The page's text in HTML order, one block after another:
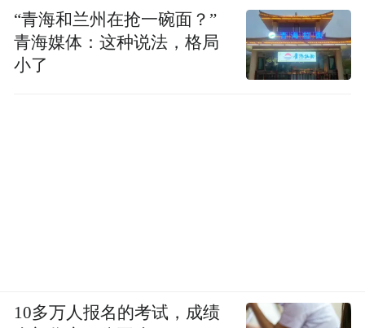
“青海和兰州在抢一碗面？”
青海媒体：这种说法，格局
小了
10多万人报名的考试，成绩